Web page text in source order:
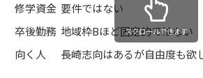
修学資金 要件ではない
卒後勤務 地域枠Bほど固定的ではない
向く人
長崎志向はあるが自由度も欲
スクロールできます